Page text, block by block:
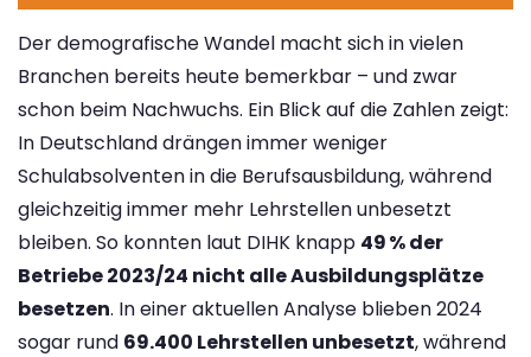
Der demografische Wandel macht sich in vielen
Branchen bereits heute bemerkbar – und zwar
schon beim Nachwuchs. Ein Blick auf die Zahlen zeigt:
In Deutschland drängen immer weniger
Schulabsolventen in die Berufsausbildung, während
gleichzeitig immer mehr Lehrstellen unbesetzt
bleiben. So konnten laut DIHK knapp 49 % der
Betriebe 2023/24 nicht alle Ausbildungsplätze
besetzen. In einer aktuellen Analyse blieben 2024
sogar rund 69.400 Lehrstellen unbesetzt, während